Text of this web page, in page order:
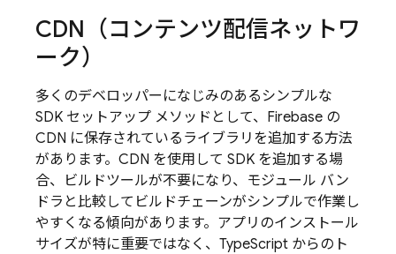
CDN（コンテンツ配信ネットワ
ーク）
多くのデベロッパーになじみのあるシンプルな
SDK セットアップ メソッドとして、Firebase の
CDN に保存されているライブラリを追加する方法
があります。CDN を使用して SDK を追加する場
合、ビルドツールが不要になり、モジュール バン
ドラと比較してビルドチェーンがシンプルで作業し
やすくなる傾向があります。アプリのインストール
サイズが特に重要ではなく、TypeScript からのト